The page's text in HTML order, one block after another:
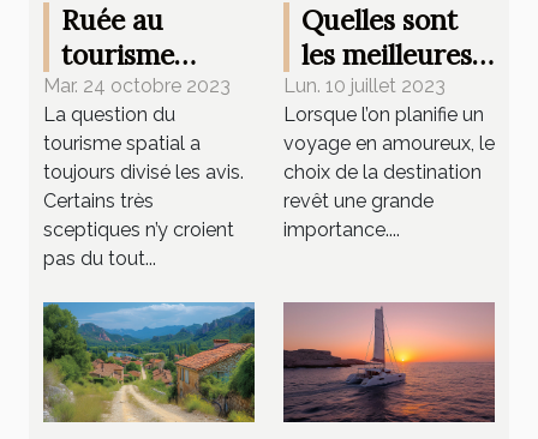
Ruée au
tourisme
spatial : qui
remportera la
manche ?
Mar. 24 octobre 2023
La question du
tourisme spatial a
toujours divisé les avis.
Certains très
sceptiques n’y croient
pas du tout...
Quelles sont
les meilleures
destinations de
voyage en
amoureux
Lun. 10 juillet 2023
Lorsque l’on planifie un
voyage en amoureux, le
choix de la destination
revêt une grande
importance....